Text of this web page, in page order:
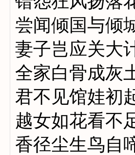
尝闻倾国与倾
妻子岂应关大
全家白骨成灰
君不见馆娃初
越女如花看不
香径尘生鸟自